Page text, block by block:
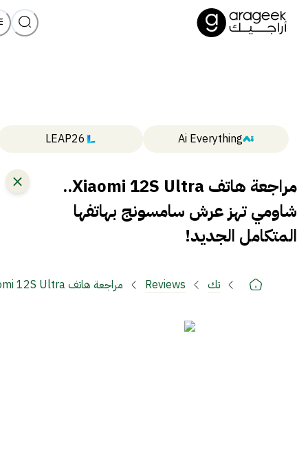
Ai Everything
LEAP26
مراجعة هاتف Xiaomi 12S Ultra..
شاومي تهز عرش سامسونج بهاتفها
المتكامل الجديد!
تك
Reviews